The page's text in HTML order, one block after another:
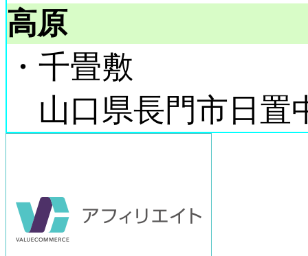
高原
・千畳敷
山口県長門市日置